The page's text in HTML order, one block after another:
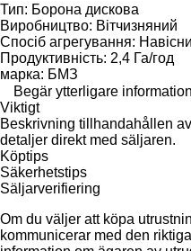
Тип: Борона дискова
Виробництво: Вітчизняний
Спосіб агрегування:
Продуктивність: 2,4 Га/год
марка: БМЗ
Begär ytterligare information
Viktigt
Beskrivning tillhandahållen
detaljer direkt med säljaren.
Köptips
Säkerhetstips
Säljarverifiering
Om du väljer att köpa
kommunicerar med den